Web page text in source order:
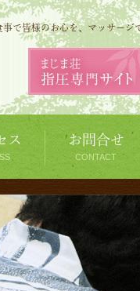
で皆様のお心を、マッサージ
ス お問合せ